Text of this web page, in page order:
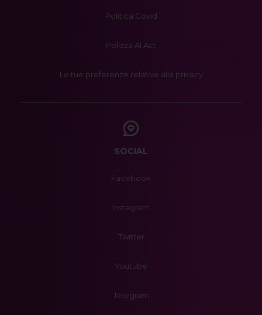
Politica Covid
Polizza AI Act
Le tue preferenze relative alla privacy
SOCIAL
Facebook
Instagram
Twitter
Youtube
Telegram